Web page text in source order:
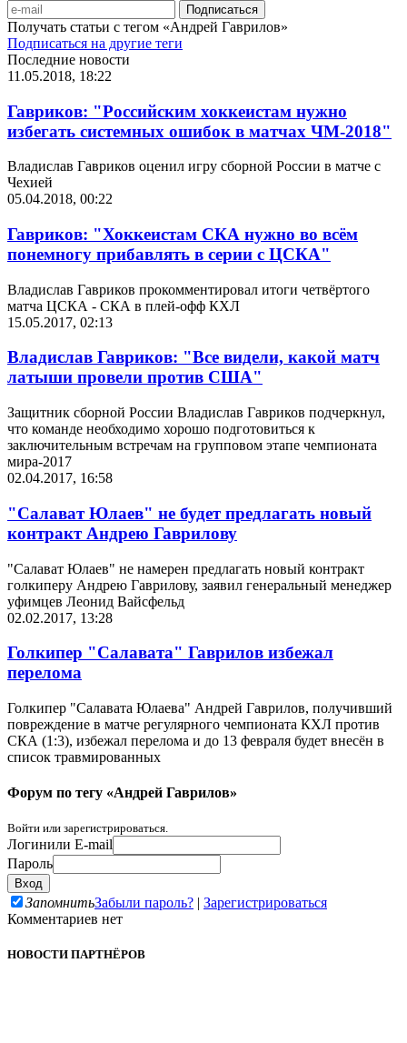
Получать статьи с тегом «Андрей Гаврилов»
Подписаться на другие теги
Последние новости
11.05.2018, 18:22
Гавриков: "Российским хоккеистам нужно
избегать системных ошибок в матчах ЧМ-2018"
Владислав Гавриков оценил игру сборной России в матче с
Чехией
05.04.2018, 00:22
Гавриков: "Хоккеистам СКА нужно во всём
понемногу прибавлять в серии с ЦСКА"
Владислав Гавриков прокомментировал итоги четвёртого
матча ЦСКА - СКА в плей-офф КХЛ
15.05.2017, 02:13
Владислав Гавриков: "Все видели, какой матч
латыши провели против США"
Защитник сборной России Владислав Гавриков подчеркнул,
что команде необходимо хорошо подготовиться к
заключительным встречам на групповом этапе чемпионата
мира-2017
02.04.2017, 16:58
"Салават Юлаев" не будет предлагать новый
контракт Андрею Гаврилову
"Салават Юлаев" не намерен предлагать новый контракт
голкиперу Андрею Гаврилову, заявил генеральный менеджер
уфимцев Леонид Вайсфельд
02.02.2017, 13:28
Голкипер "Салавата" Гаврилов избежал
перелома
Голкипер "Салавата Юлаева" Андрей Гаврилов, получивший
повреждение в матче регулярного чемпионата КХЛ против
СКА (1:3), избежал перелома и до 13 февраля будет внесён в
список травмированных
Форум по тегу «Андрей Гаврилов»
Войти или зарегистрироваться.
Логинили E-mail
Пароль
ЗапомнитьЗабыли пароль? | Зарегистрироваться
Комментариев нет
НОВОСТИ ПАРТНЁРОВ